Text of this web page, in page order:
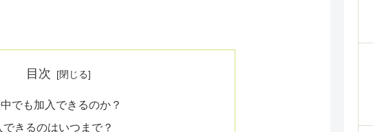
目次
でも加入できるのか？
きるのはいつまで？